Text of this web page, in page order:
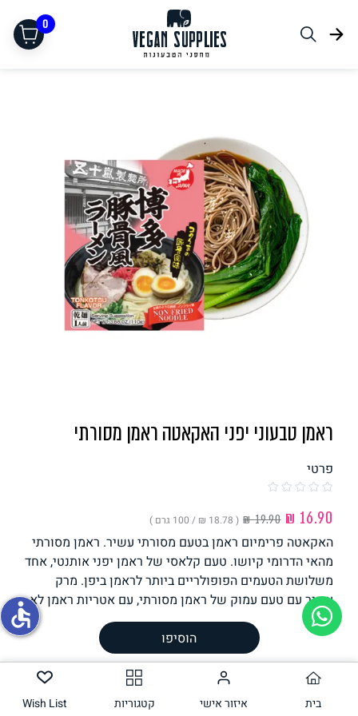
0
תחליפי בשר
גבינות טבעוניות
ראמן טבעוני יפני האקאטה ראמן מסורתי
פרטי
‏19.90 ₪
( ‏18.78 ₪ / 100 גרם )
האקאטה פרימיום ראמן בטעם מסורתי עשיר. ראמן מסורתי
מהאי הדרומי קיושו. טעם קלאסי של ראמן יפני אותנטי, אחד
משלושת הטעמים הפופולריים ביותר לראמן ביפן. מרק
עשיר עם טעם עמוק של ראמן מסורתי, עם אטריות ראמן לא
מומלץ להוסיף טופו, אצות, בצל ירוק ומעט צ'ילי. **התמונה
היא הצעת הגשה בלבד של היצרן אינו מכיל מוצרים מהחי
משקל וכמות
גרם
הוסיפו
בית איזור אישי קטגוריות Wish List
accessible